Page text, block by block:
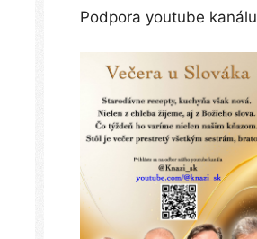
Podpora youtube kanálu